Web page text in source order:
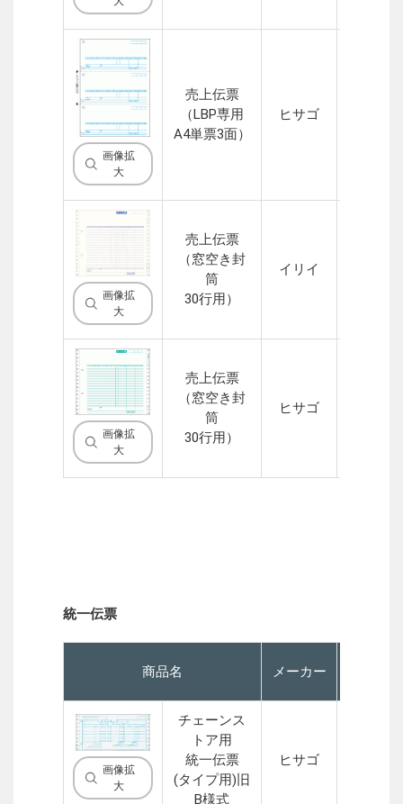
画像拡
大
売上伝票
（LBP専用
A4単票3面）
ヒサゴ
画像拡
大
売上伝票
（窓空き封
筒
30行用）
イリイ
画像拡
大
売上伝票
（窓空き封
筒
30行用）
ヒサゴ
統一伝票
商品名 メーカー
画像拡
大
チェーンス
トア用
統一伝票
(タイプ用)旧
B様式
ヒサゴ